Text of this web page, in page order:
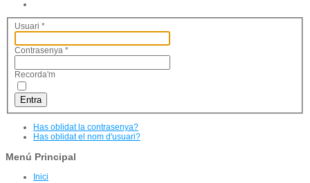
Usuari *
Contrasenya *
Recorda'm
Entra
Has oblidat la contrasenya?
Has oblidat el nom d'usuari?
Menú Principal
Inici